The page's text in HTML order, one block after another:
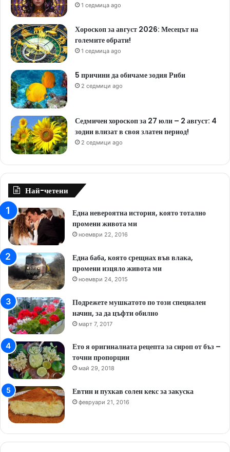
1 седмица ago
Хороскоп за август 2026: Месецът на
големите обрати!
1 седмица ago
5 причини да обичаме зодия Риби
2 седмици ago
Седмичен хороскоп за 27 юли – 2 август: 4
зодии влизат в своя златен период!
2 седмици ago
Най-четени
Една невероятна история, която тотално
промени живота ми
ноември 22, 2016
Една баба, която срещнах във влака,
промени изцяло живота ми
ноември 24, 2015
Подрежете мушкатото по този специален
начин, за да цъфти обилно
март 7, 2017
Ето я оригиналната рецепта за сироп от бъз –
точни пропорции
май 29, 2018
Евтин и пухкав солен кекс за закуска
февруари 21, 2016